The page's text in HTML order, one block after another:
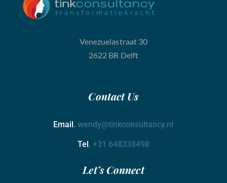
Venezuelastraat 30
2622 BR Delft
ContactUs
Email.wendy@tinkconsultancy.nl
Tel. +31 648338498
Let’s Connect